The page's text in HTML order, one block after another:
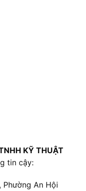
KỸ THUẬT
tin cậy:
An Hội